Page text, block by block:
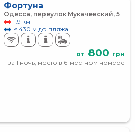
Фортуна
Одесса, переулок Мукачевский, 5
1.9 км
≈ 430 м до пляжа
от 800 грн
за 1 ночь, место в 6-местном номере